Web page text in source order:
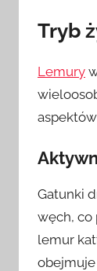
Tryb
Lemury
Gatunki
węch, co
lemur
obejmuje